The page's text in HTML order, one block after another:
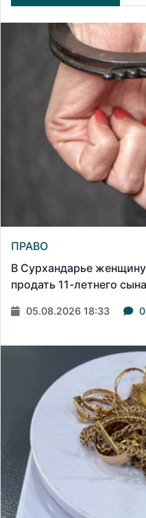
ПРАВО
В Сурхандарье
продать 11-летнего сына
05.08.2026 18:33 0